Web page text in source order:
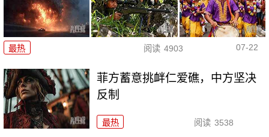
最热 阅读 4903 07-22
菲方蓄意挑衅仁爱礁，中方坚决
反制
最热 阅读 3538